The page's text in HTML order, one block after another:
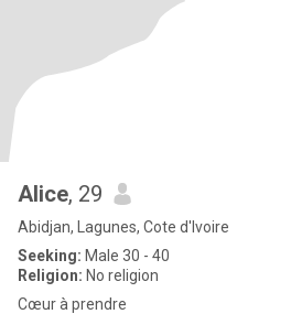
Alice, 29
Abidjan, Lagunes, Cote d'Ivoire
Seeking: Male 30 - 40
Religion: No religion
Cœur à prendre